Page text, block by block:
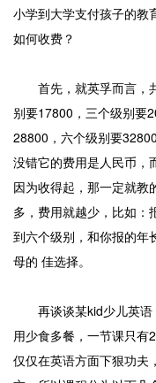
小学到大学支付孩子的教
如何收费？
首先，就英孚而言，
别要17800，三个级别要
28800，六个级别要
没错它的费用是人民币，
因为收得起，那一定就教
多，费用就越少，比如：
到六个级别，和你报的年
母的 佳选择。
再谈谈某kid少儿英语
用少食多餐，一节课只有
仅仅在英语方面下狠功夫